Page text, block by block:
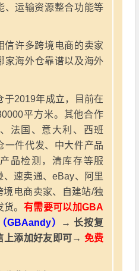
、运输资源整合功能等
信许多跨境电商的卖家
家海外仓靠谱以及海外
于2019年成立，目前在
平方米。其他合作
法国、意大利、西班
一件代发、中大件产品
品检测，清库存等服
、速卖通、eBay、阿里
境电商卖家、自建站/独
。 有需要可以加GBA
（GBAandy）
→ 长按复
上添加好友即可→ 免费